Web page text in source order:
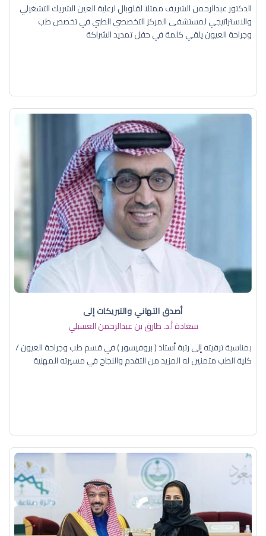
الدكتور عبدالرحمن الشريف ممثلا لقلوبال لرعاية العين الشريك التشغيلي
والاستراتيجي لمستشفى المركز التخصصي الطبي في تخصص طب
وجراحة العيون يلقي كلمة في حفل تمديد الشراكة
أصدق التهاني والتبريكات إلى
سعادة أ.د. ​طارق بن عبدالرحمن العسبلي
بمناسبة ترقيته إلى رتبة أستاذ ( بروفيسور ) في قسم طب وجراحة العيون /
كلية الطب متمنين له المزيد من التقدم والنجاح في مسيرته المهنية